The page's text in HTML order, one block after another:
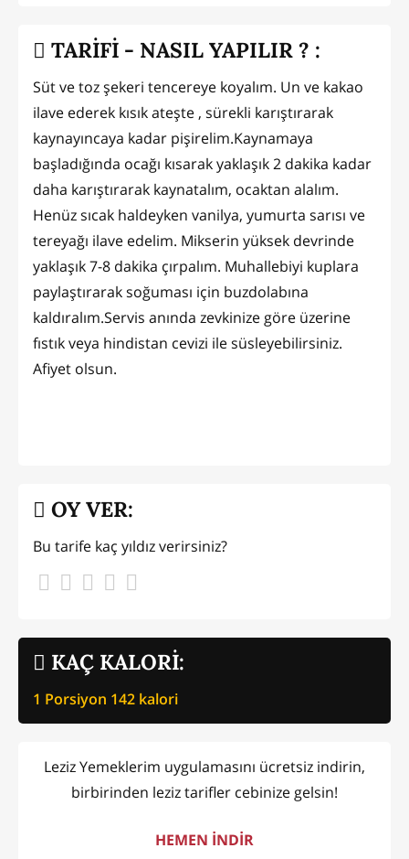
TARİFİ - NASIL YAPILIR ? :
Süt ve toz şekeri tencereye koyalım. Un ve kakao
ilave ederek kısık ateşte , sürekli karıştırarak
kaynayıncaya kadar pişirelim.Kaynamaya
başladığında ocağı kısarak yaklaşık 2 dakika kadar
daha karıştırarak kaynatalım, ocaktan alalım.
Henüz sıcak haldeyken vanilya, yumurta sarısı ve
tereyağı ilave edelim. Mikserin yüksek devrinde
yaklaşık 7-8 dakika çırpalım. Muhallebiyi kuplara
paylaştırarak soğuması için buzdolabına
kaldıralım.Servis anında zevkinize göre üzerine
fıstık veya hindistan cevizi ile süsleyebilirsiniz.
Afiyet olsun.
KAÇ KALORİ:
1 Porsiyon 142 kalori
OY VER:
Bu tarife kaç yıldız verirsiniz?
Leziz Yemeklerim uygulamasını ücretsiz indirin,
birbirinden leziz tarifler cebinize gelsin!
HEMEN İNDİR